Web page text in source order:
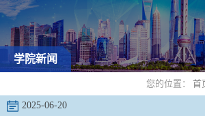
学院新闻
您的位置： 首
2025-06-20